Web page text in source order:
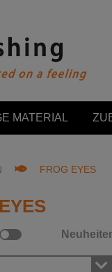
MATERIAL
FROG EYES